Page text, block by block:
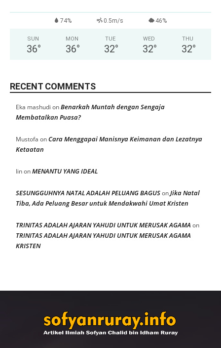
74% 0.5m/s 46%
SUN
36°
MON
36°
TUE
32°
WED
32°
THU
32°
RECENT COMMENTS
Eka mashudi onBenarkah Muntah dengan Sengaja
Membatalkan Puasa?
Mustofa onCara Menggapai Manisnya Keimanan dan Lezatnya
Ketaatan
IinonMENANTU YANG IDEAL
SESUNGGUHNYA NATAL ADALAH PELUANG BAGUSonJika Natal
Tiba, Ada Peluang Besar untuk Mendakwahi Umat Kristen
TRINITAS ADALAH AJARAN YAHUDI UNTUK MERUSAK AGAMA on
TRINITAS ADALAH AJARAN YAHUDI UNTUK MERUSAK AGAMA
KRISTEN